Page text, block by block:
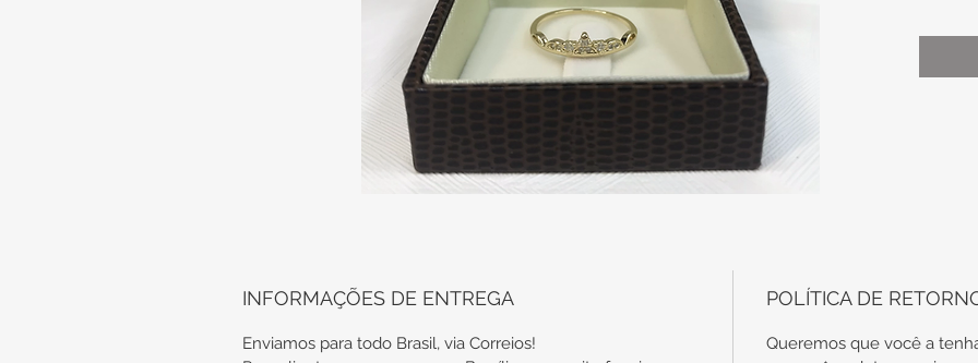
Coroa
INFORMAÇÕES DE ENTREGA
Enviamos para todo Brasil, via Correios!
POLÍTICA DE
Queremos que você a